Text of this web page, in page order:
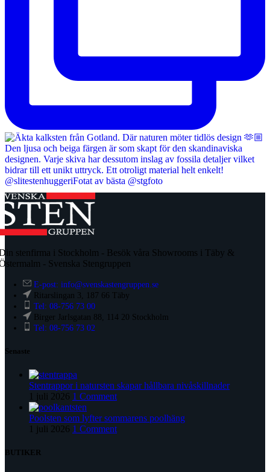
stenfirma i Stockholm - Besök våra Showrooms i Täby &
- Svenska Stengruppen
E-post: info@svenskastengruppen.se
Ritarslingan 3, 187 66 Täby
Tel: 08-756 73 00
Birger Jarlsgatan 88, 114 20 Stockholm
Tel: 08-756 73 02
Senaste
Stentrappor i natursten skapar hållbara nivåskillnader
1 juli 2026 1 Comment
Poolsten som lyfter sommarens poolhäng
1 juli 2026 1 Comment
BUTIKER